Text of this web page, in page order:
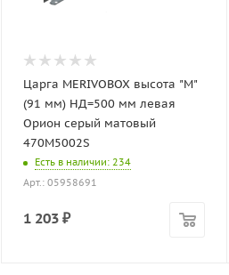
Царга MERIVOBOX высота "M"
(91 мм) НД=500 мм левая
Орион серый матовый
470M5002S
Есть в наличии: 234
Арт.: 05958691
1 203 ₽